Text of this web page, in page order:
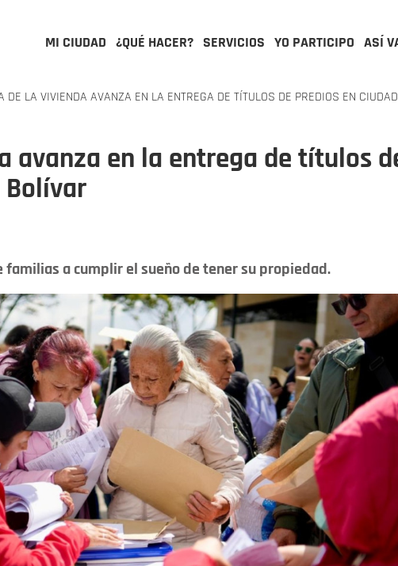
MI CIUDAD ¿QUÉ HACER? SERVICIOS YO PARTICIPO ASÍ
DE LA VIVIENDA AVANZA EN LA ENTREGA DE TÍTULOS DE PREDIOS EN
avanza en la entrega de títulos
Bolívar
familias a cumplir el sueño de tener su propiedad.